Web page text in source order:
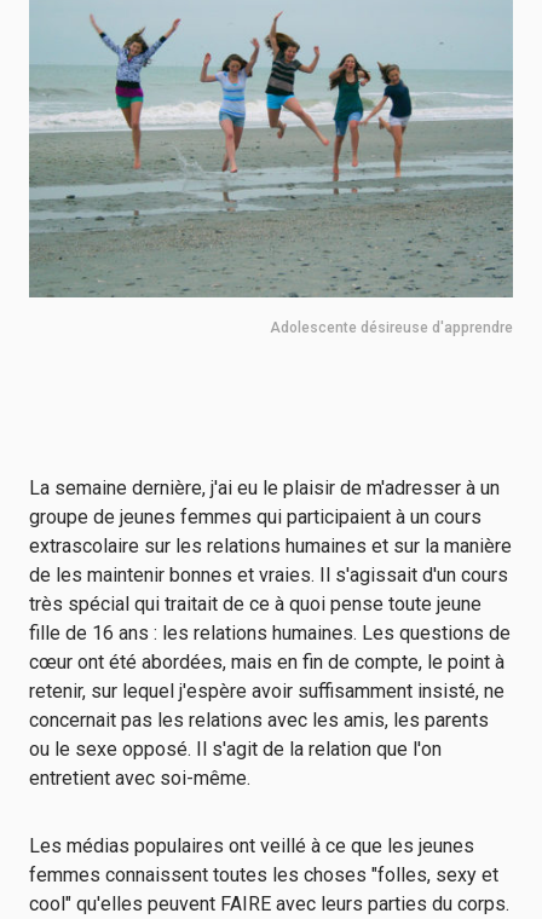
Adolescente désireuse d'apprendre
La semaine dernière, j'ai eu le plaisir de m'adresser à un
groupe de jeunes femmes qui participaient à un cours
extrascolaire sur les relations humaines et sur la manière
de les maintenir bonnes et vraies. Il s'agissait d'un cours
très spécial qui traitait de ce à quoi pense toute jeune
fille de 16 ans : les relations humaines. Les questions de
cœur ont été abordées, mais en fin de compte, le point à
retenir, sur lequel j'espère avoir suffisamment insisté, ne
concernait pas les relations avec les amis, les parents
ou le sexe opposé. Il s'agit de la relation que l'on
entretient avec soi-même.
Les médias populaires ont veillé à ce que les jeunes
femmes connaissent toutes les choses "folles, sexy et
cool" qu'elles peuvent FAIRE avec leurs parties du corps.